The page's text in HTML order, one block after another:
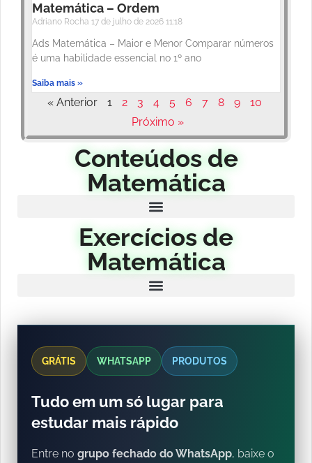
Matemática – Ordem
Adriano Rocha 17 de julho de 2026 11:18
Ads Matemática – Maior e Menor Comparar números
é uma habilidade essencial no 1º ano
Saiba mais »
« Anterior 1 2 3 4 5 6 7 8 9
10
Próximo »
Conteúdos de
Matemática
Exercícios de
Matemática
GRÁTIS WHATSAPP PRODUTOS
Tudo em um só lugar para
estudar mais rápido
Entre no grupo fechado do WhatsApp, baixe o